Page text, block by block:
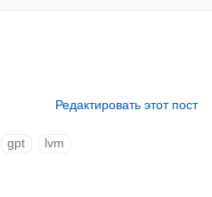
Редактировать этот пост
gpt lvm